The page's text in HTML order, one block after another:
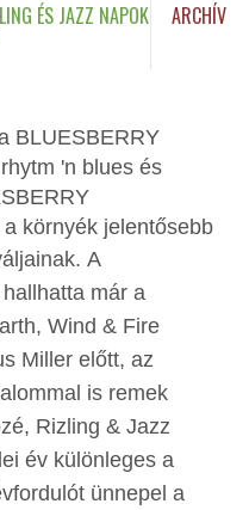
ÉS JAZZ NAPOK ARCHÍV
BLUESBERRY
'n blues és
környék jelentősebb
A
már a
Wind & Fire
Miller előtt, az
is remek
Rizling & Jazz
év különleges a
ünnepel a